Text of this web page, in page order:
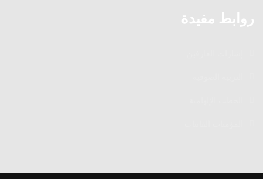
روابط مفيدة